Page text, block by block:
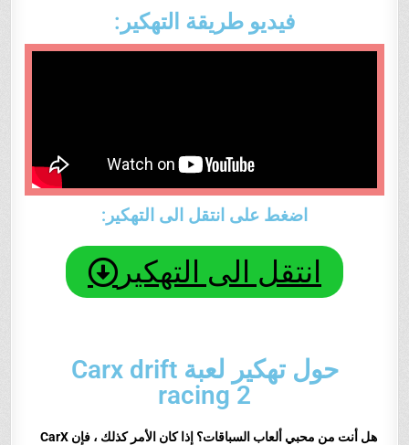
فيديو طريقة التهكير:
اضغط على انتقل الى التهكير:
انتقل الى التهكير
حول تهكير لعبةCarx drift
racing 2
هل أنت من محبي ألعاب السباقات؟ إذا كان الأمر كذلك ، فإن CarX